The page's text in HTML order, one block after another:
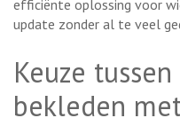
efficiënte oplossing voor
update zonder al te veel
Keuze
bekleden